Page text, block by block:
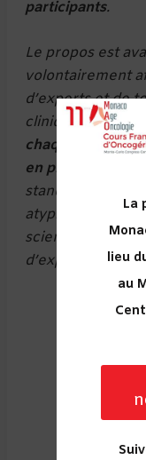
participants.
Le propos est
volontairement
d’experts et de
clinique réel. Il
chaque expert,
en pratique
standards mais
atypiques pour
scientifique
d’expérience »
La
lieu
au